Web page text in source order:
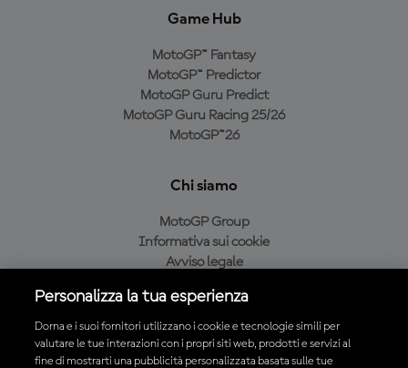
Game Hub
MotoGP™ Fantasy
MotoGP™ Predictor
MotoGP Guru Predict
MotoGP Guru Racing 25/26
MotoGP™26
Chi siamo
MotoGP Group
Informativa sui cookie
Avviso legale
Condizioni di acquisto
Personalizza la tua esperienza
Dorna e i suoi fornitori utilizzano i cookie e tecnologie simili per
valutare le tue interazioni con i propri siti web, prodotti e servizi al
fine di mostrarti una pubblicità personalizzata basata sulle tue